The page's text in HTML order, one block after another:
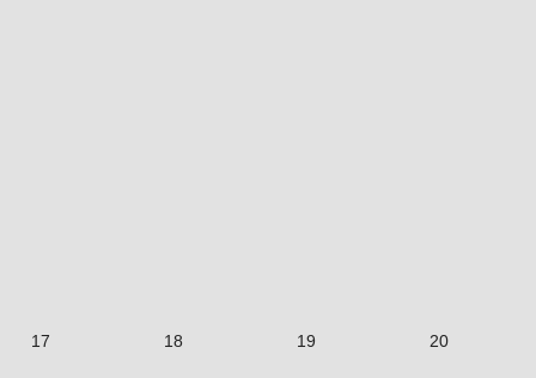
17 18 19 20